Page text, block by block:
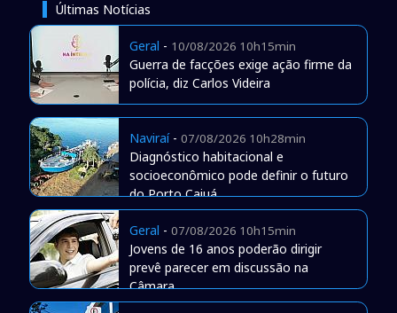
Últimas Notícias
Geral - 10/08/2026 10h15min
Guerra de facções exige ação firme da
polícia, diz Carlos Videira
Naviraí- 07/08/2026 10h28min
Diagnóstico habitacional e
socioeconômico pode definir o futuro
do Porto Caiuá
Geral - 07/08/2026 10h15min
Jovens de 16 anos poderão dirigir
prevê parecer em discussão na
Câmara